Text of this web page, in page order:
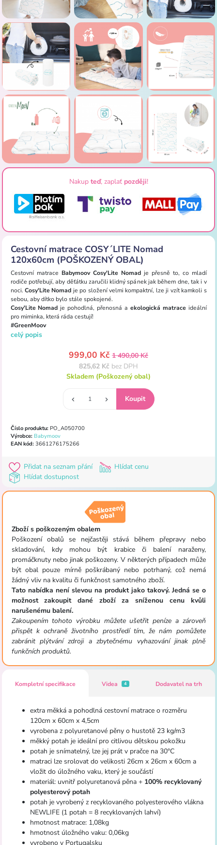
Nakup teď, zaplať později!
Cestovní matrace COSY´LITE Nomad
120x60cm (POŠKOZENÝ OBAL)
Cestovní matrace Babymoov Cosy'Lite Nomadje přesně to, co mladí
rodiče potřebují, aby děťátku zaručili klidný spánek jak během dne, tak i v
noci. Cosy'Lite Nomad je po složení velmi kompaktní, lze ji vzít kamkoli s
sebou, aby dítko bylo stále spokojené.
Cosy'Lite Nomad je pohodlná, přenosná a ekologická matraceideální
pro miminka, která ráda cestují!
#GreenMoov
celý popis
999,00 Kč 1 490,00 Kč
825,62 Kč bez DPH
Skladem (Poškozený obal)
Číslo produktu:PO_A050700
Výrobce: Babymoov
EAN kód:3661276175266
Přidat na seznam přání
Hlídat cenu
Hlídat dostupnost
Zboží s poškozeným obalem
Poškození obalů se nejčastěji stává během přepravy nebo
skladování, kdy mohou být krabice či balení naraženy,
promáčknuty nebo jinak poškozeny. V některých případech může
být obal pouze mírně poškrábaný nebo potrhaný, což nemá
žádný vliv na kvalitu či funkčnost samotného zboží.
Tato nabídka není slevou na produkt jako takový. Jedná se o
možnost zakoupit dané zboží za sníženou cenu kvůli
narušenému balení.
Zakoupením tohoto výrobku můžete ušetřit peníze a zároveň
přispět k ochraně životního prostředí tím, že nám pomůžete
zabránit plýtvání zdroji a zbytečnému vyhazování jinak plně
funkčních produktů.
Kompletní specifikace Videa 4 Dodavatel na trh
extra měkká a pohodlná cestovní matrace o rozměru
120cm x 60cm x 4,5cm
vyrobena z polyuretanové pěny o hustotě 23 kg/m3
měkký potah je ideální pro citlivou dětskou pokožku
potah je snímatelný, lze jej prát v pračce na 30°C
matraci lze srolovat do velikosti 26cm x 26cm x 60cm a
vložit do úložného vaku, který je součástí
materiál: uvnitř polyuretanová pěna + 100% recyklovaný
polyesterový potah
potah je vyrobený z recyklovaného polyesterového vlákna
NEWLIFE (1 potah = 8 recyklovaných lahví)
hmotnost matrace: 1,08kg
hmotnost úložného vaku: 0,06kg
vyrobeno v Portugalsku